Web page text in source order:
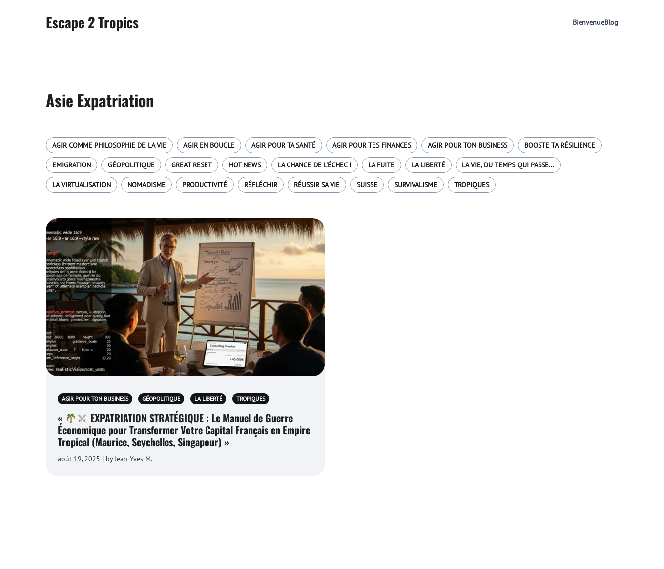
Escape 2 Tropics BienvenueBlog
Asie Expatriation
AGIR COMME PHILOSOPHIE DE LA VIE AGIR EN BOUCLE AGIR POUR TA SANTÉ AGIR POUR TES FINANCES AGIR POUR TON BUSINESS BOOSTE TA RÉSILIENCE
EMIGRATION GÉOPOLITIQUE GREAT RESET HOT NEWS LA CHANCE DE L'ÉCHEC ! LA FUITE LA LIBERTÉ LA VIE, DU TEMPS QUI PASSE...
LA VIRTUALISATION NOMADISME PRODUCTIVITÉ RÉFLÉCHIR RÉUSSIR SA VIE SUISSE SURVIVALISME TROPIQUES
AGIR POUR TON BUSINESS GÉOPOLITIQUE LA LIBERTÉ TROPIQUES
«
EXPATRIATION STRATÉGIQUE : Le Manuel de Guerre
Économique pour Transformer Votre Capital Français en Empire
Tropical (Maurice, Seychelles, Singapour) »
août 19, 2025 | by Jean-Yves M.